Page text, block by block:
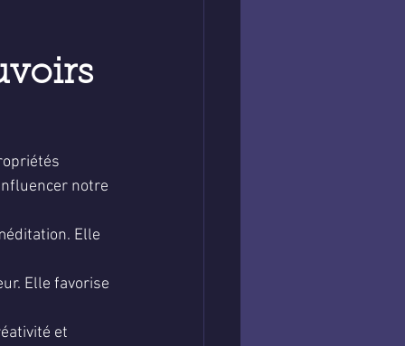
notre
Elle
Elle favorise
et